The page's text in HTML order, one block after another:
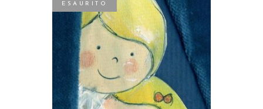
ESAURITO
LEGGI TUTTO